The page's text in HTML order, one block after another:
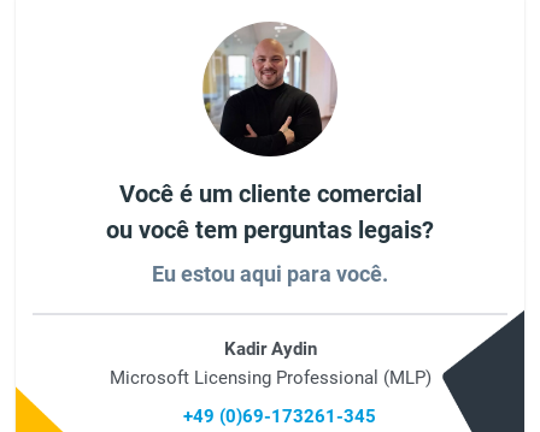
Você é um cliente comercial
ou você tem perguntas legais?
Eu estou aqui para você.
Kadir Aydin
Microsoft Licensing Professional (MLP)
+49 (0)69-173261-345